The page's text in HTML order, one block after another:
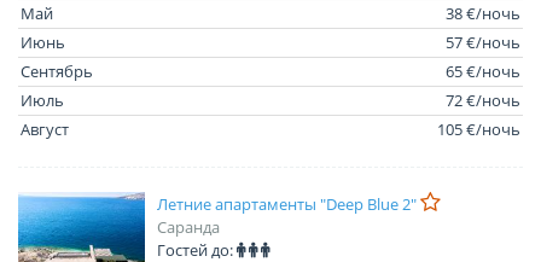
Май
38 €/ночь
Июнь
57 €/ночь
Сентябрь
65 €/ночь
Июль
72 €/ночь
Август
105 €/ночь
Летние апартаменты "Deep Blue 2"
Саранда
Гостей до: